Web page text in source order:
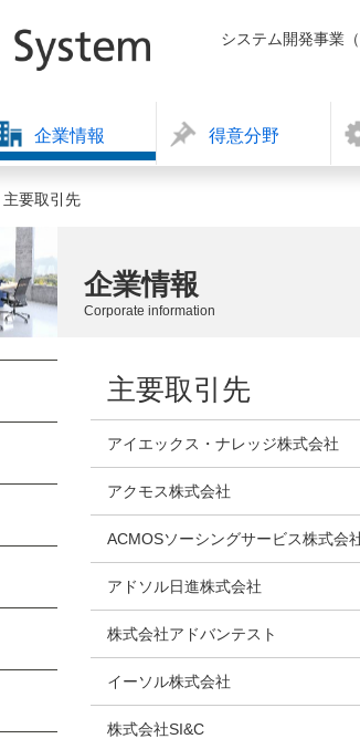
システム開発事業
企業情報 得意分野
主要取引先
企業情報
Corporate information
主要取引先
アイエックス・ナレッジ株式会社
アクモス株式会社
ACMOSソーシングサービス株式会
アドソル日進株式会社
株式会社アドバンテスト
イーソル株式会社
株式会社SI&C